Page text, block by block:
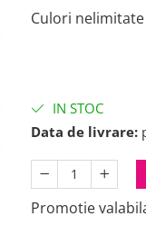
Culori
IN STOC
Data de livrare:
Promotie